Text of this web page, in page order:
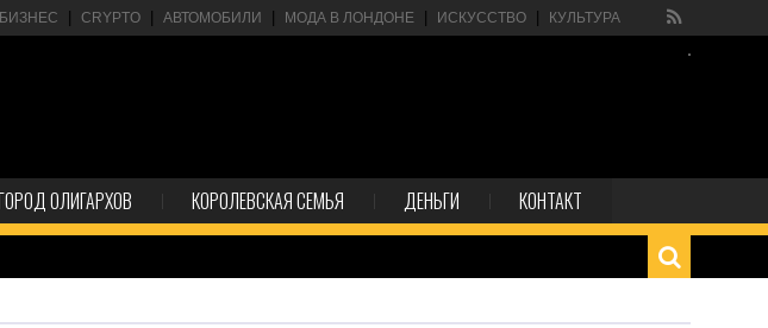
БИЗНЕС CRYPTO АВТОМОБИЛИ МОДА В ЛОНДОНЕ ИСКУССТВО КУЛЬТУРА
ОЛИГАРХОВ КОРОЛЕВСКАЯ СЕМЬЯ ДЕНЬГИ КОНТАКТ